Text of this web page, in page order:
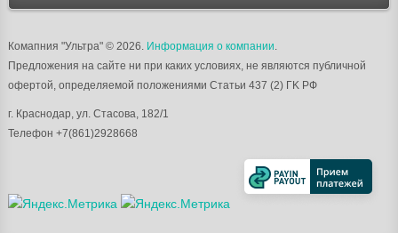
Комапния "Ультра"© 2026. Информация о компании.
Предложения на сайте ни при каких условиях, не являются публичной
офертой, определяемой положениями Статьи 437 (2) ГK РФ
г. Краснодар, ул. Стасова, 182/1
Телефон +7(861)2928668